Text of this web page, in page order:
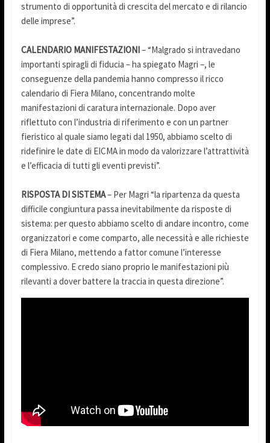
strumento di opportunità di crescita del mercato e di rilancio
delle imprese”.
CALENDARIO MANIFESTAZIONI– “Malgrado si intravedano
importanti spiragli di fiducia – ha spiegato Magri –, le
conseguenze della pandemia hanno compresso il ricco
calendario di Fiera Milano, concentrando molte
manifestazioni di caratura internazionale. Dopo aver
riflettuto con l’industria di riferimento e con un partner
fieristico al quale siamo legati dal 1950, abbiamo scelto di
ridefinire le date di EICMA in modo da valorizzare l’attrattività
e l’efficacia di tutti gli eventi previsti”.
RISPOSTA DI SISTEMA– Per Magri “la ripartenza da questa
difficile congiuntura passa inevitabilmente da risposte di
sistema: per questo abbiamo scelto di andare incontro, come
organizzatori e come comparto, alle necessità e alle richieste
di Fiera Milano, mettendo a fattor comune l’interesse
complessivo. E credo siano proprio le manifestazioni più
rilevanti a dover battere la traccia in questa direzione”.